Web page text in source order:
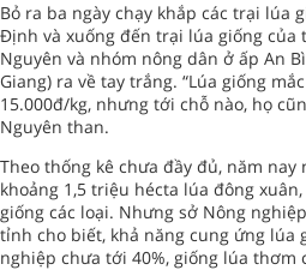
Bỏ ra ba ngày chạy khắp các trại lúa
Định và xuống đến trại lúa giống của
Nguyên và nhóm nông dân ở ấp An
Giang) ra về tay trắng. “Lúa giống
15.000đ/kg, nhưng tới chỗ nào, họ
Nguyên than.
Theo thống kê chưa đầy đủ, năm nay
khoảng 1,5 triệu hécta lúa đông
giống các loại. Nhưng sở Nông
tỉnh cho biết, khả năng cung ứng lúa
nghiệp chưa tới 40%, giống lúa thơm